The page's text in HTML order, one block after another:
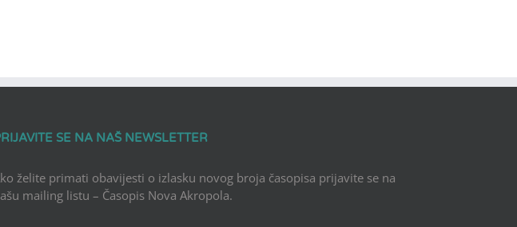
SE NA NAŠ NEWSLETTER
želite primati obavijesti o izlasku novog broja časopisa prijavite se na
mailing listu – Časopis Nova Akropola.